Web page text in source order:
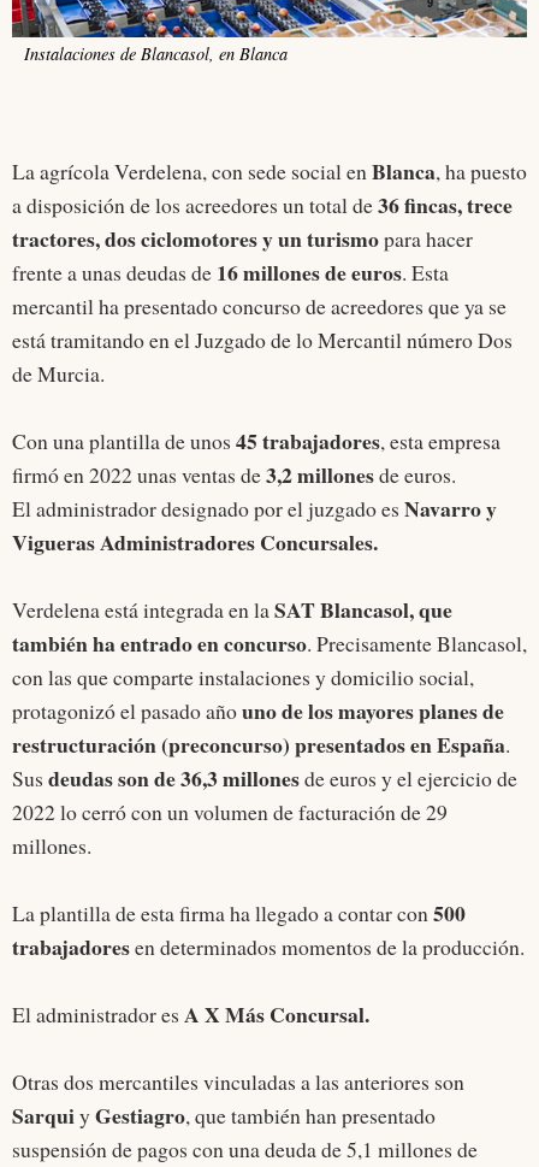
Instalaciones de Blancasol, en Blanca
La agrícola Verdelena, con sede social enBlanca, ha puesto
a disposición de los acreedores un total de36 fincas, trece
tractores, dos ciclomotores y un turismopara hacer
frente a unas deudas de 16 millones de euros. Esta
mercantil ha presentado concurso de acreedores que ya se
está tramitando en el Juzgado de lo Mercantil número Dos
de Murcia.
Con una plantilla de unos 45 trabajadores, esta empresa
firmó en 2022 unas ventas de3,2 millonesde euros.
El administrador designado por el juzgado es Navarro y
Vigueras Administradores Concursales.
Verdelena está integrada en laSAT Blancasol, que
también ha entrado en concurso. Precisamente Blancasol,
con las que comparte instalaciones y domicilio social,
protagonizó el pasado añouno de los mayores planes de
restructuración (preconcurso) presentados en España.
Sus deudas son de 36,3 millonesde euros y el ejercicio de
2022 lo cerró con un volumen de facturación de 29
millones.
La plantilla de esta firma ha llegado a contar con500
trabajadoresen determinados momentos de la producción.
El administrador es A X Más Concursal.
Otras dos mercantiles vinculadas a las anteriores son
SarquiyGestiagro, que también han presentado
suspensión de pagos con una deuda de 5,1 millones de